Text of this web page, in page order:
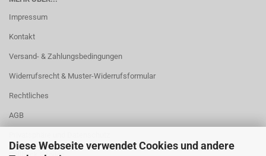
Diese Webseite verwendet Cookies und andere
Impressum
Kontakt
Versand- & Zahlungsbedingungen
Widerrufsrecht & Muster-Widerrufsformular
Rechtliches
AGB